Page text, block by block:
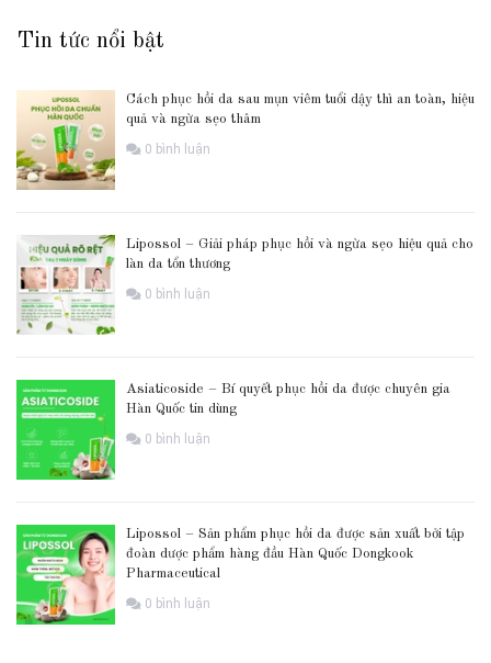
Tin tức nổi bật
Cách phục hồi da sau mụn viêm tuổi dậy thì an toàn, hiệu
quả và ngừa sẹo thâm
0 bình luận
Lipossol – Giải pháp phục hồi và ngừa sẹo hiệu quả cho
làn da tổn thương
0 bình luận
Asiaticoside – Bí quyết phục hồi da được chuyên gia
Hàn Quốc tin dùng
0 bình luận
Lipossol – Sản phẩm phục hồi da được sản xuất bởi tập
đoàn dược phẩm hàng đầu Hàn Quốc Dongkook
Pharmaceutical
0 bình luận